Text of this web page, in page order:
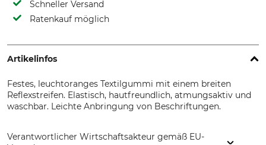
Schneller Versand
Ratenkauf möglich
Artikelinfos
Festes, leuchtoranges Textilgummi mit einem breiten
Reflexstreifen. Elastisch, hautfreundlich, atmungsaktiv und
waschbar. Leichte Anbringung von Beschriftungen.
Verantwortlicher Wirtschaftsakteur gemäß EU-